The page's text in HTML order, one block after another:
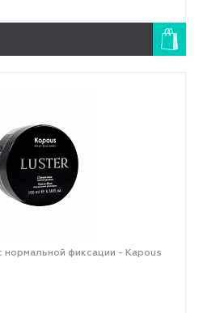
фиксации - Kapous